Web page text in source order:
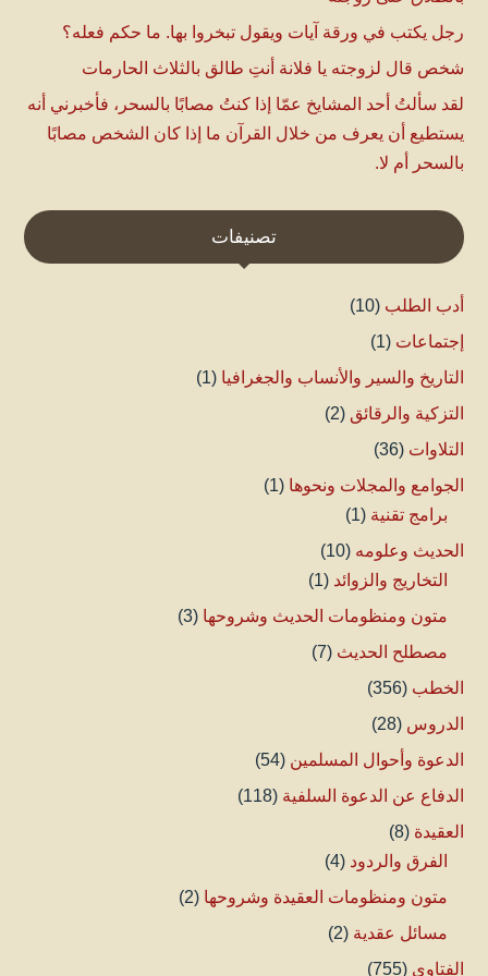
رجل يكتب في ورقة آيات ويقول تبخروا بها. ما حكم فعله؟
شخص قال لزوجته يا فلانة أنتِ طالق بالثلاث الحارمات
لقد سألتُ أحد المشايخ عمّا إذا كنتُ مصابًا بالسحر، فأخبرني أنه
يستطيع أن يعرف من خلال القرآن ما إذا كان الشخص مصابًا
بالسحر أم لا.
تصنيفات
أدب الطلب (10)
إجتماعات (1)
التاريخ والسير والأنساب والجغرافيا (1)
التزكية والرقائق (2)
التلاوات (36)
الجوامع والمجلات ونحوها (1)
برامج تقنية (1)
الحديث وعلومه (10)
التخاريج والزوائد (1)
متون ومنظومات الحديث وشروحها (3)
مصطلح الحديث (7)
الخطب (356)
الدروس (28)
الدعوة وأحوال المسلمين (54)
الدفاع عن الدعوة السلفية (118)
العقيدة (8)
الفرق والردود (4)
متون ومنظومات العقيدة وشروحها (2)
مسائل عقدية (2)
الفتاوى (755)